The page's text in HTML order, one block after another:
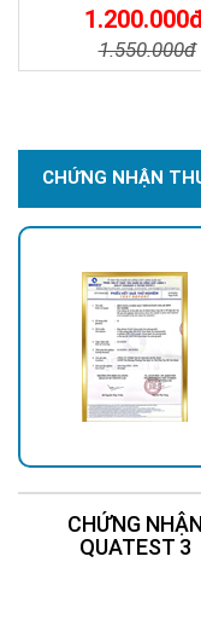
Hình ảnh
mặt
ĐƯỜNG NĂNG LƯỢNG
TRỜI 100W GIÁ RẺ -
Light 100W
1.550.000đ
CHỨNG NHẬN
CHỨNG
QUATEST 3